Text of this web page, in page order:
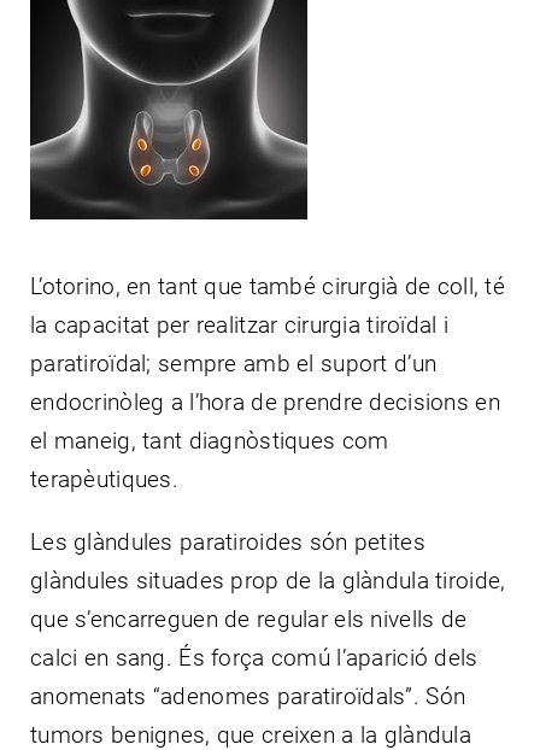
GUIES POST OPERATÒRIES
CONTACTE
L’otorino, en tant que també cirurgià de coll, té
la capacitat per realitzar cirurgia tiroïdal i
paratiroïdal; sempre amb el suport d’un
endocrinòleg a l’hora de prendre decisions en
el maneig, tant diagnòstiques com
terapèutiques.
Les glàndules paratiroides són petites
glàndules situades prop de la glàndula tiroide,
que s’encarreguen de regular els nivells de
calci en sang. És força comú l’aparició dels
anomenats “adenomes paratiroïdals”. Són
tumors benignes, que creixen a la glàndula